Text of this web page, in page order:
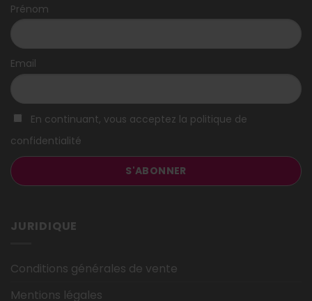
Prénom
Email
En continuant, vous acceptez la politique de
confidentialité
JURIDIQUE
Conditions générales de vente
Mentions légales